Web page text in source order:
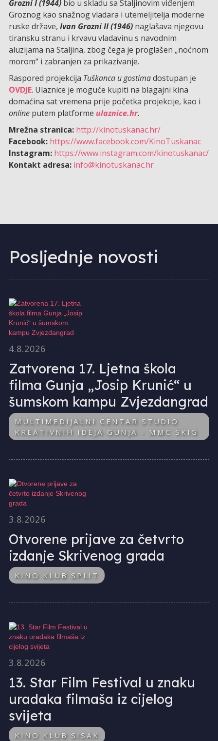
Grozni I (1944)bio u skladu sa Staljinovim viđenjem
Groznog kao snažnog vladara i utemeljitelja moderne
ruske države, Ivan Grozni II (1946)naglašava njegovu
tiransku stranu i krvavu vladavinu s navodnim
aluzijama na Staljina, zbog čega je proglašen „noćnom
morom“ i zabranjen za prikazivanje.
Raspored projekcija Tuškanca u gostimadostupan je
OVDJE. Ulaznice je moguće kupiti na blagajni kina
domaćina sat vremena prije početka projekcije, kao i
onlineputem platforme ulaznice.hr.
Mrežna stranica: http://kinotuskanac.hr/
Facebook: https://www.facebook.com/KinoTuskanac
Instagram: https://www.instagram.com/kinotuskanac/
Kontakt adresa: info@kinotuskanac.hr
Posljednje novosti
4.8.2026
Zatvorena 17. Ljetna škola
filma Gunja „Josip Krunić“ u
šumskom kampu Zvjezdangrad
MULTIMEDIJALNI CENTAR STUDIO
KREATIVNIH IDEJA GUNJA - MMC SKIG
3.8.2026
Otvorene prijave za četvrto
izdanje Skrivenog grada
KINO KLUB SPLIT
3.8.2026
13. Star Film Festival u znaku
uradaka filmaša iz cijelog
svijeta
KINO KLUB SISAK